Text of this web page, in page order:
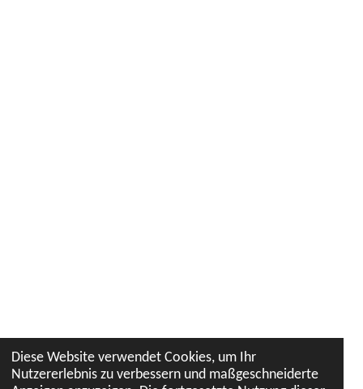
Diese Website verwendet Cookies, um Ihr
Nutzererlebnis zu verbessern und maßgeschneiderte